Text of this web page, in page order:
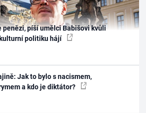
penězi, píší umělci Babišovi kvůli
politiku hájí
Jak to bylo s nacismem,
a kdo je diktátor?